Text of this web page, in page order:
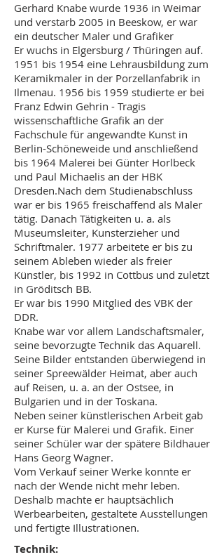
Gerhard Knabe wurde 1936 in Weimar
und verstarb 2005 in Beeskow, er war
ein deutscher Maler und Grafiker
Er wuchs in Elgersburg / Thüringen auf.
1951 bis 1954 eine Lehrausbildung zum
Keramikmaler in der Porzellanfabrik in
Ilmenau. 1956 bis 1959 studierte er bei
Franz Edwin Gehrin - Tragis
wissenschaftliche Grafik an der
Fachschule für angewandte Kunst in
Berlin-Schöneweide und anschließend
bis 1964 Malerei bei Günter Horlbeck
und Paul Michaelis an der HBK
Dresden.Nach dem Studienabschluss
war er bis 1965 freischaffend als Maler
tätig. Danach Tätigkeiten u. a. als
Museumsleiter, Kunsterzieher und
Schriftmaler. 1977 arbeitete er bis zu
seinem Ableben wieder als freier
Künstler, bis 1992 in Cottbus und zuletzt
in Gröditsch BB.
Er war bis 1990 Mitglied des VBK der
DDR.
Knabe war vor allem Landschaftsmaler,
seine bevorzugte Technik das Aquarell.
Seine Bilder entstanden überwiegend in
seiner Spreewälder Heimat, aber auch
auf Reisen, u. a. an der Ostsee, in
Bulgarien und in der Toskana.
Neben seiner künstlerischen Arbeit gab
er Kurse für Malerei und Grafik. Einer
seiner Schüler war der spätere Bildhauer
Hans Georg Wagner.
Vom Verkauf seiner Werke konnte er
nach der Wende nicht mehr leben.
Deshalb machte er hauptsächlich
Werbearbeiten, gestaltete Ausstellungen
und fertigte Illustrationen.
Technik: